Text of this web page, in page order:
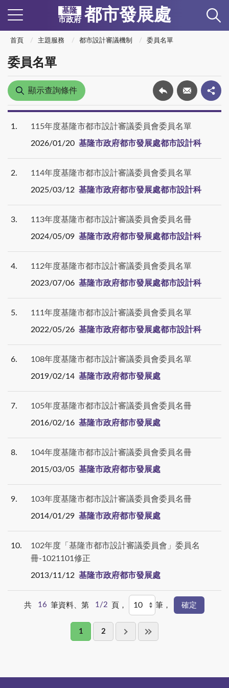
基隆
市政府 都市發展處
首頁 主題服務 都市設計審議機制 委員名單
委員名單
顯示查詢條件
1 115年度基隆市都市設計審議委員會委員名單
2026/01/20 基隆市政府都市發展處都市設計科
2 114年度基隆市都市設計審議委員會委員名單
2025/03/12 基隆市政府都市發展處都市設計科
3 113年度基隆市都市設計審議委員會委員名冊
2024/05/09 基隆市政府都市發展處都市設計科
4 112年度基隆市都市設計審議委員會委員名單
2023/07/06 基隆市政府都市發展處都市設計科
5 111年度基隆市都市設計審議委員會委員名單
2022/05/26 基隆市政府都市發展處都市設計科
6 108年度基隆市都市設計審議委員會委員名單
2019/02/14 基隆市政府都市發展處
7 105年度基隆市都市設計審議委員會委員名冊
2016/02/16 基隆市政府都市發展處
8 104年度基隆市都市設計審議委員會委員名冊
2015/03/05 基隆市政府都市發展處
9 103年度基隆市都市設計審議委員會委員名冊
2014/01/29 基隆市政府都市發展處
10
102年度「基隆市都市設計審議委員會」委員名
冊-1021101修正
2013/11/12 基隆市政府都市發展處
共 16 筆資料、第 1/2 頁， 筆，
1 2